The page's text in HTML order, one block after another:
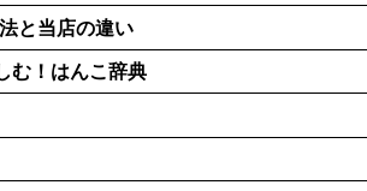
と当店の違い
む！はんこ辞典